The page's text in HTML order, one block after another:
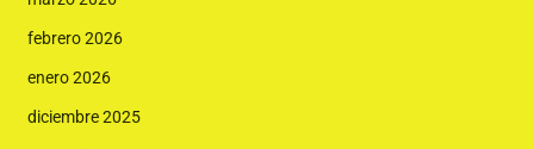
febrero 2026
enero 2026
diciembre 2025